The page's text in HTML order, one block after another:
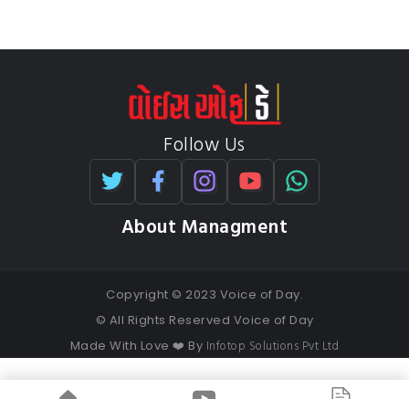
Follow Us
About Managment
Copyright © 2023 Voice of Day.
© All Rights Reserved Voice of Day
Made With Love ❤️ By Infotop Solutions Pvt Ltd